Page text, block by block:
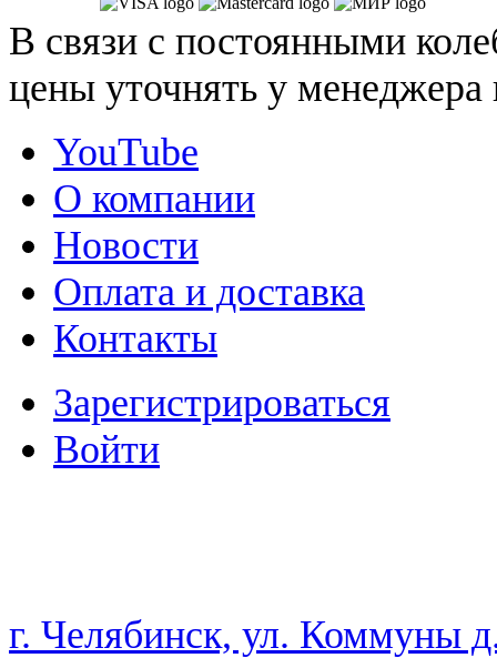
В связи с постоянными
цены уточнять у
YouTube
О компании
Новости
Оплата и доставка
Контакты
Зарегистрироваться
Войти
НАМ ДОВЕРЯЮТ С 2003 ГОДА
г. Челябинск, ул. Коммуны